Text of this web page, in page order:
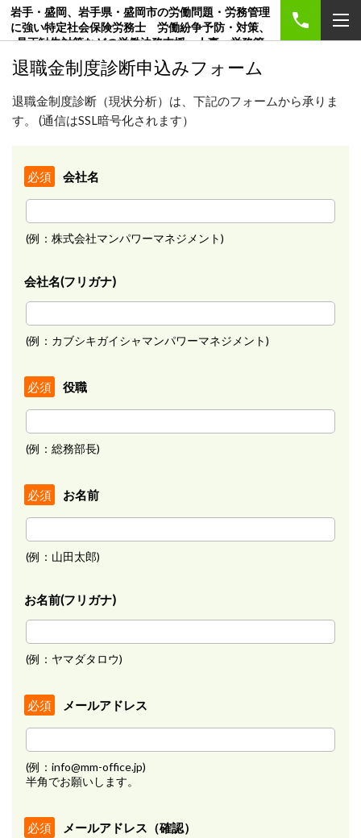
岩手・盛岡、岩手県・盛岡市の労働問題・労務管理
に強い特定社会保険労務士 労働紛争予防・対策、
是正勧告対策などの労働法務支援、人事・労務管
理、賃金制度、就業規則・各種規程、創業のご相談
は社労士事務所マンパワーマネジメント
退職金制度診断申込みフォーム
退職金制度診断（現状分析）は、下記のフォームから承りま
す。 (通信はSSL暗号化されます）
会社名
必須
(例：株式会社マンパワーマネジメント)
会社名(フリガナ)
(例：カブシキガイシャマンパワーマネジメント)
役職
必須
(例：総務部長)
お名前
必須
(例：山田太郎)
お名前(フリガナ)
(例：ヤマダタロウ)
メールアドレス
必須
(例：info@mm-office.jp)
半角でお願いします。
メールアドレス（確認）
必須